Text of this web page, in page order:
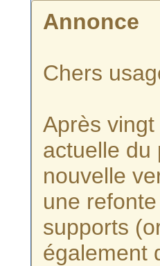
Annonce
Chers
Après
actuelle du
nouvelle
une
supports
également